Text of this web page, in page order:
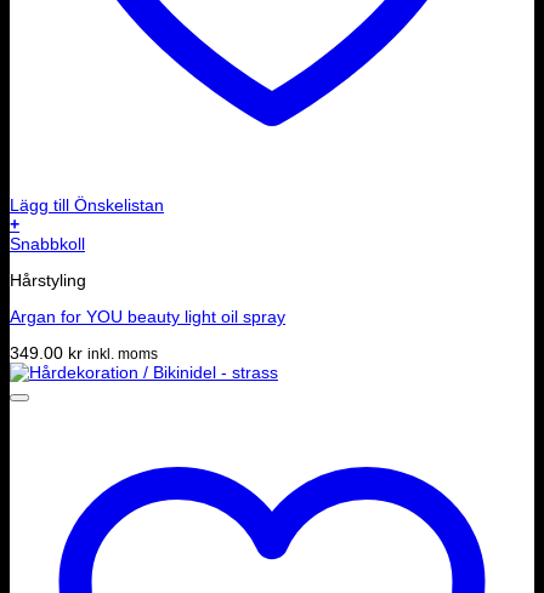
Lägg till Önskelistan
+
Snabbkoll
Hårstyling
Argan for YOU beauty light oil spray
349.00 kr inkl. moms